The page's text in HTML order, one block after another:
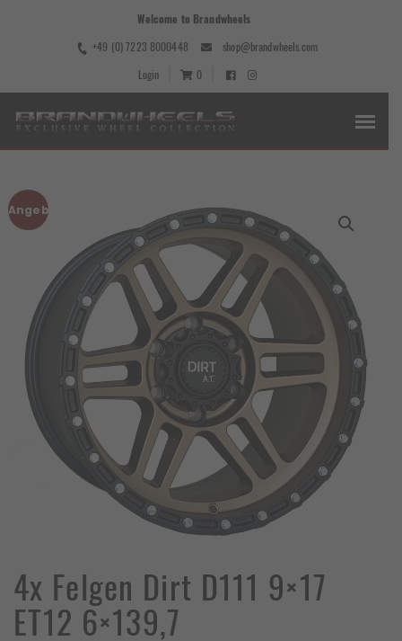
Welcome to Brandwheels
+49 (0) 7223 8000448
shop@brandwheels.com
Login
0
Angebot!
4x Felgen Dirt D111 9×17
ET12 6×139,7